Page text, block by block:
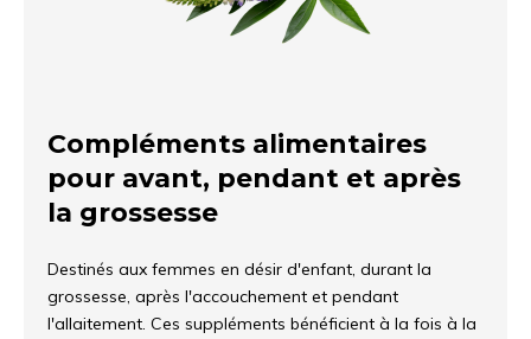
Compléments alimentaires
pour avant, pendant et après
la grossesse
Destinés aux femmes en désir d'enfant, durant la
grossesse, après l'accouchement et pendant
l'allaitement. Ces suppléments bénéficient à la fois à la